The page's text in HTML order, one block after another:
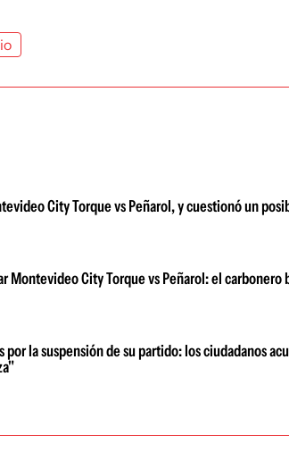
City Torque vs Peñarol, y cuestionó un
Montevideo City Torque vs Peñarol: el carbonero
la suspensión de su partido: los ciudadanos